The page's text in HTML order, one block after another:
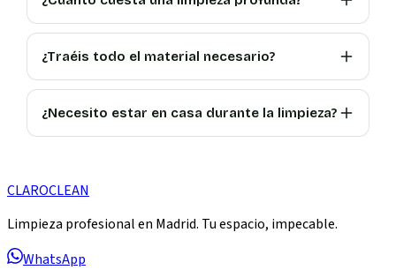
¿Traéis todo el material necesario?
¿Necesito estar en casa durante la limpieza?
CLAROCLEAN
Limpieza profesional en Madrid. Tu espacio, impecable.
WhatsApp